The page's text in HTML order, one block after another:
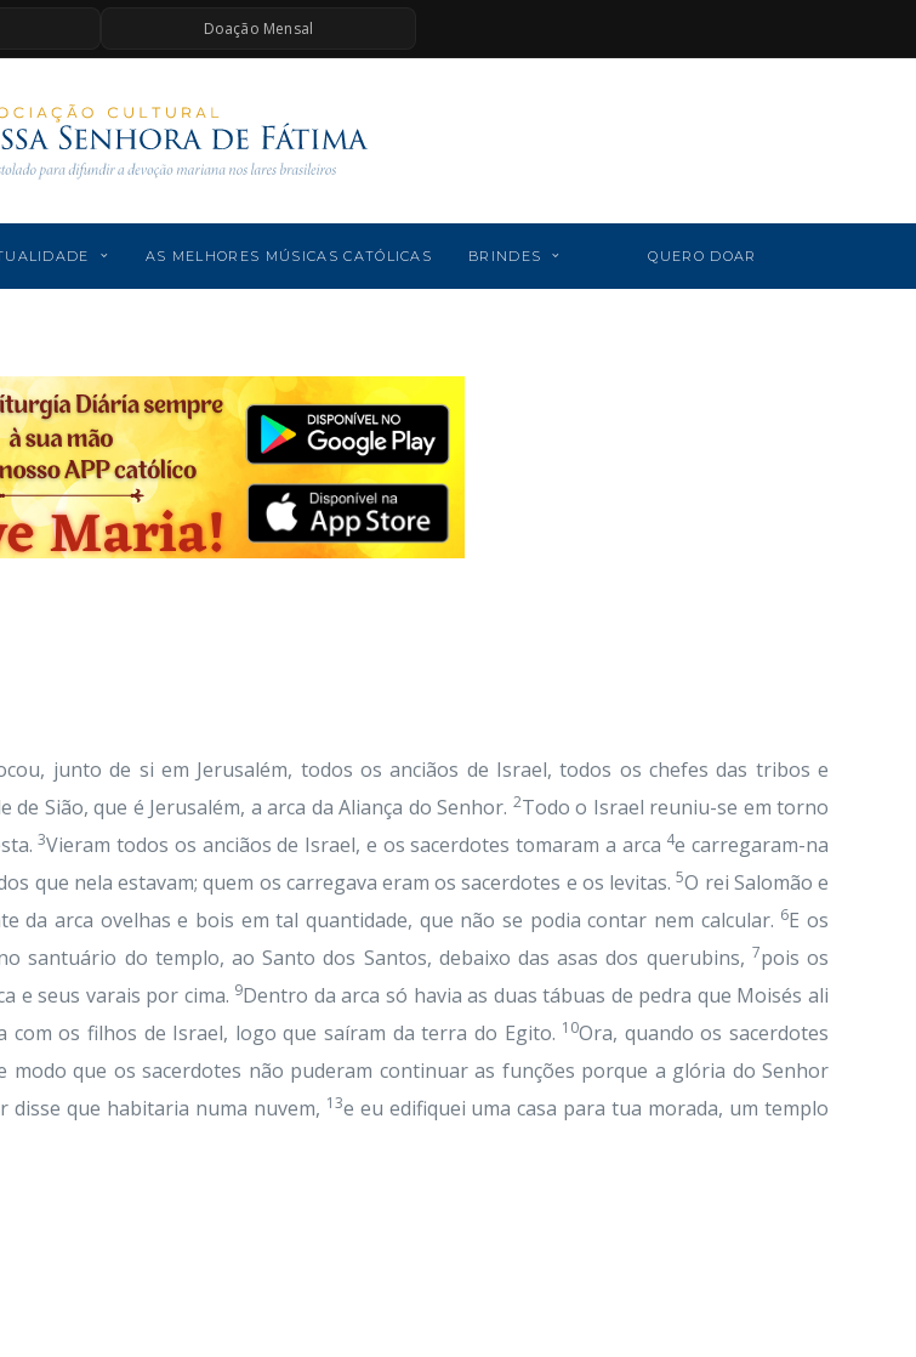
Doação Mensal
AS MELHORES MÚSICAS CATÓLICAS BRINDES QUERO DOAR
junto de si em Jerusalém, todos os anciãos de Israel, todos os chefes das tribos e
Sião, que é Jerusalém, a arca da Aliança do Senhor. 2Todo o Israel reuniu-se em torno
3Vieram todos os anciãos de Israel, e os sacerdotes tomaram a arca 4e carregaram-na
que nela estavam; quem os carregava eram os sacerdotes e os levitas.5O rei Salomão e
da arca ovelhas e bois em tal quantidade, que não se podia contar nem calcular. 6E os
santuário do templo, ao Santo dos Santos, debaixo das asas dos querubins, 7pois os
e seus varais por cima. 9Dentro da arca só havia as duas tábuas de pedra que Moisés ali
os filhos de Israel, logo que saíram da terra do Egito. 10Ora, quando os sacerdotes
modo que os sacerdotes não puderam continuar as funções porque a glória do Senhor
disse que habitaria numa nuvem, 13e eu edifiquei uma casa para tua morada, um templo